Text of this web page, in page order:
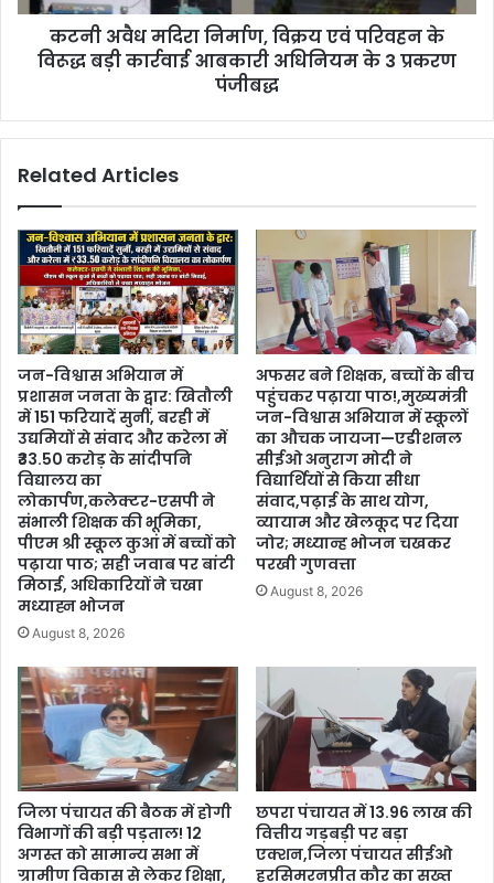
कटनी अवैध मदिरा निर्माण, विक्रय एवं परिवहन के
विरूद्ध बड़ी कार्रवाई आबकारी अधिनियम के 3 प्रकरण
पंजीबद्ध
Related Articles
जन-विश्वास अभियान में
प्रशासन जनता के द्वार: खितौली
में 151 फरियादें सुनीं, बरही में
उद्यमियों से संवाद और करेला में
₹33.50 करोड़ के सांदीपनि
विद्यालय का
लोकार्पण,कलेक्टर-एसपी ने
संभाली शिक्षक की भूमिका,
पीएम श्री स्कूल कुआं में बच्चों को
पढ़ाया पाठ; सही जवाब पर बांटी
मिठाई, अधिकारियों ने चखा
मध्याह्न भोजन
August 8, 2026
अफसर बने शिक्षक, बच्चों के बीच
पहुंचकर पढ़ाया पाठ!,मुख्यमंत्री
जन-विश्वास अभियान में स्कूलों
का औचक जायजा—एडीशनल
सीईओ अनुराग मोदी ने
विद्यार्थियों से किया सीधा
संवाद,पढ़ाई के साथ योग,
व्यायाम और खेलकूद पर दिया
जोर; मध्यान्ह भोजन चखकर
परखी गुणवत्ता
August 8, 2026
जिला पंचायत की बैठक में होगी
विभागों की बड़ी पड़ताल! 12
अगस्त को सामान्य सभा में
ग्रामीण विकास से लेकर शिक्षा,
छपरा पंचायत में 13.96 लाख की
वित्तीय गड़बड़ी पर बड़ा
एक्शन,जिला पंचायत सीईओ
हरसिमरनप्रीत कौर का सख्त